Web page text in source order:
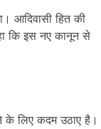
आदिवासी हित की
कि इस नए कानून से
के लिए कदम उठाए है।